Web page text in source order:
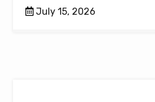
July 15, 2026